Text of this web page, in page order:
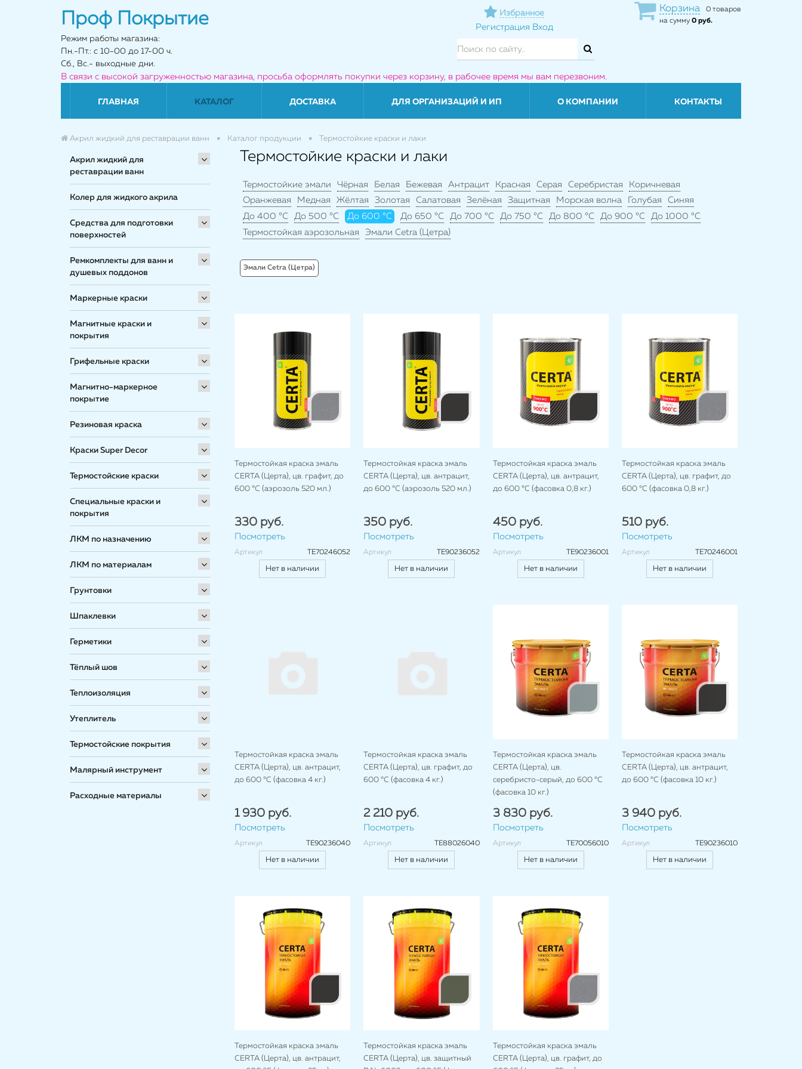
Проф Покрытие
Режим работы магазина:
Пн.-Пт.: с 10-00 до 17-00 ч.
Сб., Вс.- выходные дни.
Избранное
Регистрация Вход
Корзина
0 товаров
на сумму 0 руб.
В связи с высокой загруженностью магазина, просьба оформлять покупки через корзину, в рабочее время мы вам перезвоним.
ГЛАВНАЯ КАТАЛОГ ДОСТАВКА ДЛЯ ОРГАНИЗАЦИЙ И ИП О КОМПАНИИ КОНТАКТЫ
Акрил жидкий для реставрации ванн Каталог продукции Термостойкие краски и лаки
Акрил жидкий для
реставрации ванн
Колер для жидкого акрила
Средства для подготовки
поверхностей
Ремкомплекты для ванн и
душевых поддонов
Маркерные краски
Магнитные краски и
покрытия
Грифельные краски
Магнитно-маркерное
покрытие
Резиновая краска
Краски Super Decor
Термостойские краски
Специальные краски и
покрытия
ЛКМ по назначению
ЛКМ по материалам
Грунтовки
Шпаклевки
Герметики
Тёплый шов
Теплоизоляция
Утеплитель
Термостойские покрытия
Малярный инструмент
Расходные материалы
Термостойкие краски и лаки
Термостойкие эмали Чёрная Белая Бежевая Антрацит Красная Серая Серебристая
Коричневая
Оранжевая
Медная Жёлтая Золотая Салатовая Зелёная Защитная Морская волна Голубая
Синяя
До 400 °C
До 500 °C До 600 °C До 650 °C До 700 °C До 750 °C До 800 °C До 900 °C
До 1000 °C
Термостойкая аэрозольная
Эмали Cetra (Цетра)
Эмали Cetra (Цетра)
Термостойкая краска эмаль
CERTA (Церта), цв. графит, до
600 °C (аэрозоль 520 мл.)
330 руб.
Посмотреть
Артикул TE70246052
Нет в наличии
Термостойкая краска эмаль
CERTA (Церта), цв. антрацит,
до 600 °C (аэрозоль 520 мл.)
350 руб.
Посмотреть
Артикул TE90236052
Нет в наличии
Термостойкая краска эмаль
CERTA (Церта), цв. антрацит,
до 600 °C (фасовка 0,8 кг.)
450 руб.
Посмотреть
Артикул TE90236001
Нет в наличии
Термостойкая краска эмаль
CERTA (Церта), цв. графит, до
600 °C (фасовка 0,8 кг.)
510 руб.
Посмотреть
Артикул TE70246001
Нет в наличии
Термостойкая краска эмаль
CERTA (Церта), цв. антрацит,
до 600 °C (фасовка 4 кг.)
1 930 руб.
Посмотреть
Артикул TE90236040
Нет в наличии
Термостойкая краска эмаль
CERTA (Церта), цв. графит, до
600 °C (фасовка 4 кг.)
2 210 руб.
Посмотреть
Артикул TE88026040
Нет в наличии
Термостойкая краска эмаль
CERTA (Церта), цв.
серебристо-серый, до 600 °C
(фасовка 10 кг.)
3 830 руб.
Посмотреть
Артикул TE70056010
Нет в наличии
Термостойкая краска эмаль
CERTA (Церта), цв. антрацит,
до 600 °C (фасовка 10 кг.)
3 940 руб.
Посмотреть
Артикул TE90236010
Нет в наличии
Термостойкая краска эмаль
CERTA (Церта), цв. антрацит,
Термостойкая краска эмаль
CERTA (Церта), цв. защитный
Термостойкая краска эмаль
CERTA (Церта), цв. графит, до